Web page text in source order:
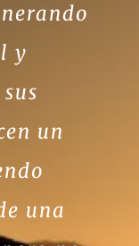
y
un
una